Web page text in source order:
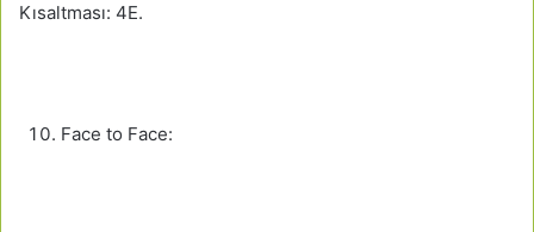
Kısaltması: 4E.
Face to Face: